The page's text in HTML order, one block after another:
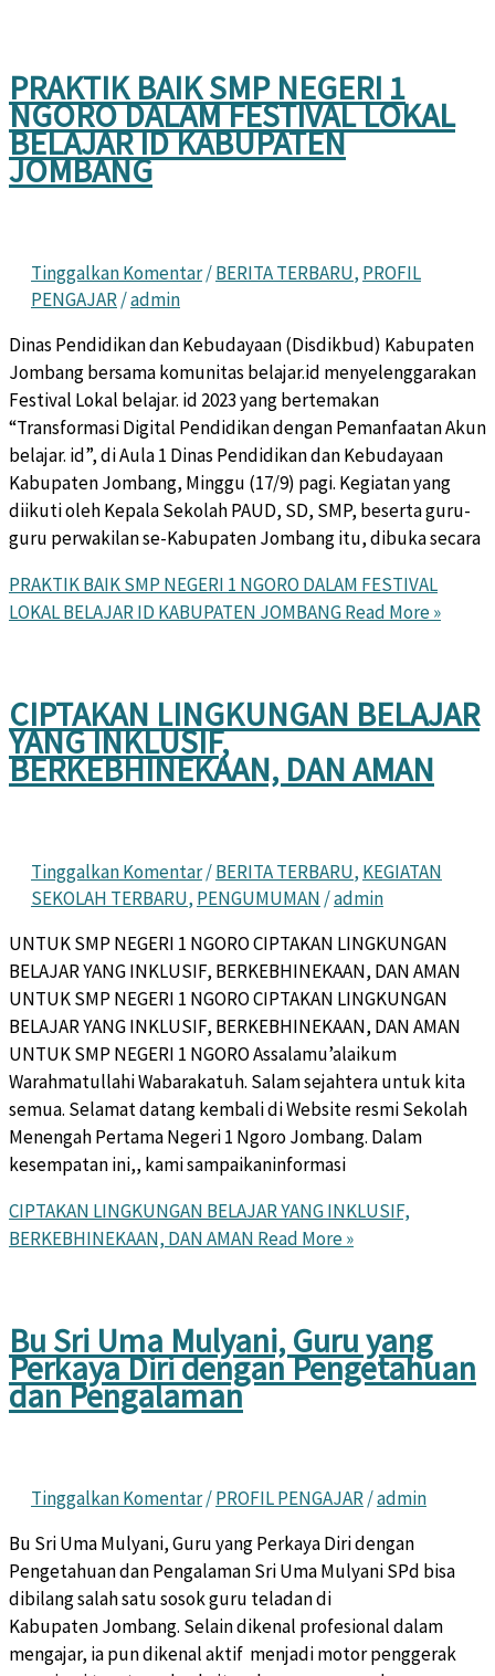
PRAKTIK BAIK SMP NEGERI 1
NGORO DALAM FESTIVAL LOKAL
BELAJAR ID KABUPATEN
JOMBANG
Tinggalkan Komentar/BERITA TERBARU, PROFIL
PENGAJAR/admin
Dinas Pendidikan dan Kebudayaan (Disdikbud) Kabupaten
Jombang bersama komunitas belajar.id menyelenggarakan
Festival Lokal belajar. id 2023 yang bertemakan
“Transformasi Digital Pendidikan dengan Pemanfaatan Akun
belajar. id”, di Aula 1 Dinas Pendidikan dan Kebudayaan
Kabupaten Jombang, Minggu (17/9) pagi. Kegiatan yang
diikuti oleh Kepala Sekolah PAUD, SD, SMP, beserta guru-
guru perwakilan se-Kabupaten Jombang itu, dibuka secara
PRAKTIK BAIK SMP NEGERI 1 NGORO DALAM FESTIVAL
LOKAL BELAJAR ID KABUPATEN JOMBANGRead More »
CIPTAKAN LINGKUNGAN BELAJAR
YANG INKLUSIF,
BERKEBHINEKAAN, DAN AMAN
Tinggalkan Komentar/BERITA TERBARU, KEGIATAN
SEKOLAH TERBARU, PENGUMUMAN /admin
UNTUK SMP NEGERI 1 NGORO CIPTAKAN LINGKUNGAN
BELAJAR YANG INKLUSIF, BERKEBHINEKAAN, DAN AMAN
UNTUK SMP NEGERI 1 NGORO CIPTAKAN LINGKUNGAN
BELAJAR YANG INKLUSIF, BERKEBHINEKAAN, DAN AMAN
UNTUK SMP NEGERI 1 NGORO Assalamu’alaikum
Warahmatullahi Wabarakatuh. Salam sejahtera untuk kita
semua. Selamat datang kembali di Website resmi Sekolah
Menengah Pertama Negeri 1 Ngoro Jombang. Dalam
kesempatan ini,, kami sampaikaninformasi
CIPTAKAN LINGKUNGAN BELAJAR YANG INKLUSIF,
BERKEBHINEKAAN, DAN AMAN Read More »
Bu Sri Uma Mulyani, Guru yang
Perkaya Diri dengan Pengetahuan
dan Pengalaman
Tinggalkan Komentar/PROFIL PENGAJAR/admin
Bu Sri Uma Mulyani, Guru yang Perkaya Diri dengan
Pengetahuan dan Pengalaman Sri Uma Mulyani SPd bisa
dibilang salah satu sosok guru teladan di
Kabupaten Jombang. Selain dikenal profesional dalam
mengajar, ia pun dikenal aktif menjadi motor penggerak